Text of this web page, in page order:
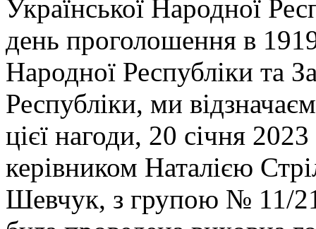
Української Народної
день проголошення в
Народної Республіки та
Республіки, ми
цієї нагоди, 20 січня
керівником Наталією
Шевчук, з групою № 11/